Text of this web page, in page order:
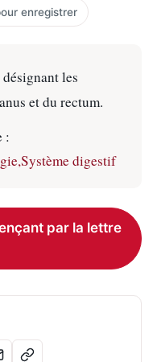
enregistrer
les
et du rectum.
:
Système digestif
par la lettre